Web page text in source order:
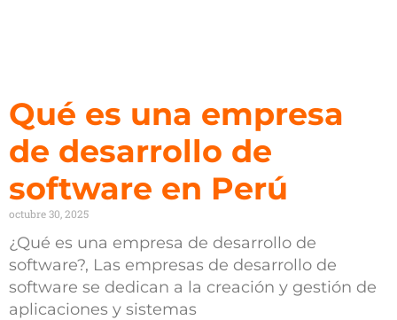
Qué es una empresa
de desarrollo de
software en Perú
octubre 30, 2025
¿Qué es una empresa de desarrollo de
software?, Las empresas de desarrollo de
software se dedican a la creación y gestión de
aplicaciones y sistemas